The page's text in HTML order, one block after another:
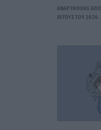
ΑΝΑΡΤΗΘΗΚΕ ΑΠΟ
ΑΥΓΟΎΣΤΟΥ 2026